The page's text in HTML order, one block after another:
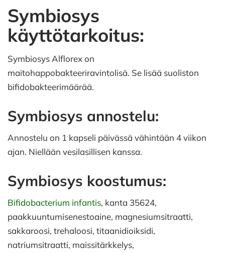
Symbiosys
käyttötarkoitus:
Symbiosys Alflorex on
maitohappobakteeriravintolisä. Se lisää suoliston
bifidobakteerimäärää.
Symbiosys annostelu:
Annostelu on 1 kapseli päivässä vähintään 4 viikon
ajan. Niellään vesilasillisen kanssa.
Symbiosys koostumus:
Bifidobacterium infantis, kanta 35624,
paakkuuntumisenestoaine, magnesiumsitraatti,
sakkaroosi, trehaloosi, titaanidioiksidi,
natriumsitraatti, maissitärkkelys,